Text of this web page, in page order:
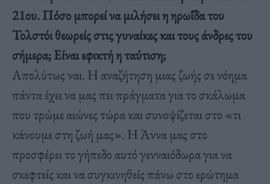
21ου. Πόσο μπορεί να μιλήσει η ηρωΐδα του
Τολστόι θεωρείς στις γυναίκες και τους άνδρες του
σήμερα; Είναι εφικτή η ταύτιση;
Απολύτως ναι. Η αναζήτηση μιας ζωής σε νόημα
πάντα έχει να μας πει πράγματα για το σκάλωμα
που τρώμε αιώνες τώρα και συνοψίζεται στο «τι
κάνουμε στη ζωή μας». Η Άννα μας στο
προσφέρει το γήπεδο αυτό γενναιόδωρα για να
σκεφτείς και να συγκινηθείς πάνω στο ερώτημα